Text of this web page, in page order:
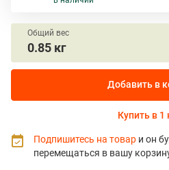
Общий вес
0.85 кг
Добавить в
Купить в 1
Подпишитесь на товар и он
перемещаться в вашу